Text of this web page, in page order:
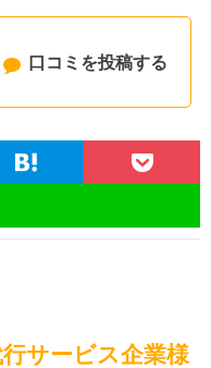
口コミを投稿する
行サービス企業様